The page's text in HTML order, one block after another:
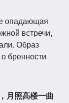
опадающая
встречи,
Образ
бренности
月照高楼一曲